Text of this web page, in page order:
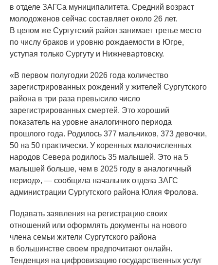
в отделе ЗАГСа муниципалитета. Средний возраст
молодоженов сейчас составляет около 26 лет.
В целом же Сургутский район занимает третье место
по числу браков и уровню рождаемости в Югре,
уступая только Сургуту и Нижневартовску.
«В первом полугодии 2026 года количество
зарегистрированных рождений у жителей Сургутского
района в три раза превысило число
зарегистрированных смертей. Это хороший
показатель на уровне аналогичного периода
прошлого года. Родилось 377 мальчиков, 373 девочки,
50 на 50 практически. У коренных малочисленных
народов Севера родилось 35 малышей. Это на 5
малышей больше, чем в 2025 году в аналогичный
период», — сообщила начальник отдела ЗАГС
администрации Сургутского района Юлия Фролова.
Подавать заявления на регистрацию своих
отношений или оформлять документы на нового
члена семьи жители Сургутского района
в большинстве своем предпочитают онлайн.
Тенденция на цифровизацию государственных услуг